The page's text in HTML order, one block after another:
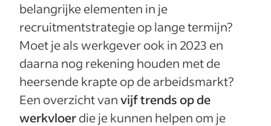
belangrijke elementen in je
recruitmentstrategie op lange termijn?
Moet je als werkgever ook in 2023 en
daarna nog rekening houden met de
heersende krapte op de arbeidsmarkt?
Een overzicht vanvijf trends op de
werkvloerdie je kunnen helpen om je